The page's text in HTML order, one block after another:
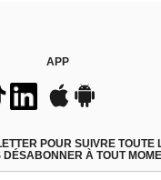
APP
POUR SUIVRE
À TOUT